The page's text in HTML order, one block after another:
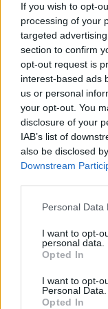
If you wish to opt-
processing of your
targeted
section to confirm
opt-out request is
interest-based ads
us or personal
your opt-out. You
disclosure of your
IAB’s list of
also be disclosed
Downstream
Please note that
not limited to your
grant or deny
use your data for
consent section.
Personal Data
I want to opt-
personal data.
Opted In
I want to opt-
Personal Data.
Opted In
Az Európai
a 3D
jogát
•2023. november